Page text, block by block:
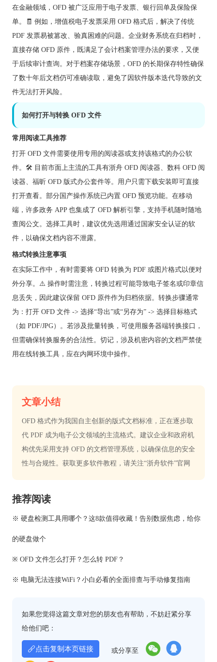
在金融领域，OFD 被广泛应用于电子发票、银行回单及保险保
单。🧾 例如，增值税电子发票采用 OFD 格式后，解决了传统
PDF 发票易被篡改、验真困难的问题。企业财务系统在归档时，
直接存储 OFD 原件，既满足了会计档案管理办法的要求，又便
于后续审计查询。对于档案存储场景，OFD 的长期保存特性确保
了数十年后文档仍可准确读取，避免了因软件版本迭代导致的文
件无法打开风险。
如何打开与转换 OFD 文件
常用阅读工具推荐
打开 OFD 文件需要使用专用的阅读器或支持该格式的办公软
件。🛠️ 目前市面上主流的工具有浙舟 OFD 阅读器、数科 OFD 阅
读器、福昕 OFD 版式办公套件等。用户只需下载安装即可直接
打开查看。部分国产操作系统已内置 OFD 预览功能。在移动
端，许多政务 APP 也集成了 OFD 解析引擎，支持手机随时随地
查阅公文。选择工具时，建议优先选用通过国家安全认证的软
件，以确保文档内容不泄露。
格式转换注意事项
在实际工作中，有时需要将 OFD 转换为 PDF 或图片格式以便对
外分享。⚠️ 操作时需注意，转换过程可能导致电子签名或印章信
息丢失，因此建议保留 OFD 原件作为归档依据。转换步骤通常
为：打开 OFD 文件 -> 选择“导出”或“另存为” -> 选择目标格式
（如 PDF/JPG）。若涉及批量转换，可使用服务器端转换接口，
但需确保转换服务的合法性。切记，涉及机密内容的文档严禁使
用在线转换工具，应在内网环境中操作。
文章小结
OFD 格式作为我国自主创新的版式文档标准，正在逐步取
代 PDF 成为电子公文领域的主流格式。建议企业和政府机
构优先采用支持 OFD 的文档管理系统，以确保信息的安全
性与合规性。获取更多软件教程，请关注“浙舟软件”官网
推荐阅读
※ 硬盘检测工具用哪个？这8款值得收藏！告别数据焦虑，给你
的硬盘做个
※ OFD 文件怎么打开？怎么转 PDF？
※ 电脑无法连接WiFi？小白必看的全面排查与手动修复指南
如果您觉得这篇文章对您的朋友也有帮助，不妨赶紧分享
给他们吧：
点击复制本页链接 或分享至